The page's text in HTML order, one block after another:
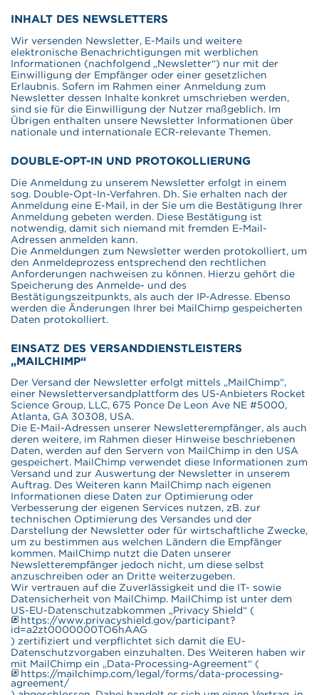
INHALT DES NEWSLETTERS
Wir versenden Newsletter, E-Mails und weitere
elektronische Benachrichtigungen mit werblichen
Informationen (nachfolgend „Newsletter“) nur mit der
Einwilligung der Empfänger oder einer gesetzlichen
Erlaubnis. Sofern im Rahmen einer Anmeldung zum
Newsletter dessen Inhalte konkret umschrieben werden,
sind sie für die Einwilligung der Nutzer maßgeblich. Im
Übrigen enthalten unsere Newsletter Informationen über
nationale und internationale ECR-relevante Themen.
DOUBLE-OPT-IN UND PROTOKOLLIERUNG
Die Anmeldung zu unserem Newsletter erfolgt in einem
sog. Double-Opt-In-Verfahren. Dh. Sie erhalten nach der
Anmeldung eine E-Mail, in der Sie um die Bestätigung Ihrer
Anmeldung gebeten werden. Diese Bestätigung ist
notwendig, damit sich niemand mit fremden E-Mail-
Adressen anmelden kann.
Die Anmeldungen zum Newsletter werden protokolliert, um
den Anmeldeprozess entsprechend den rechtlichen
Anforderungen nachweisen zu können. Hierzu gehört die
Speicherung des Anmelde- und des
Bestätigungszeitpunkts, als auch der IP-Adresse. Ebenso
werden die Änderungen Ihrer bei MailChimp gespeicherten
Daten protokolliert.
EINSATZ DES VERSANDDIENSTLEISTERS
„MAILCHIMP“
Der Versand der Newsletter erfolgt mittels „MailChimp“,
einer Newsletterversandplattform des US-Anbieters Rocket
Science Group, LLC, 675 Ponce De Leon Ave NE #5000,
Atlanta, GA 30308, USA.
Die E-Mail-Adressen unserer Newsletterempfänger, als auch
deren weitere, im Rahmen dieser Hinweise beschriebenen
Daten, werden auf den Servern von MailChimp in den USA
gespeichert. MailChimp verwendet diese Informationen zum
Versand und zur Auswertung der Newsletter in unserem
Auftrag. Des Weiteren kann MailChimp nach eigenen
Informationen diese Daten zur Optimierung oder
Verbesserung der eigenen Services nutzen, zB. zur
technischen Optimierung des Versandes und der
Darstellung der Newsletter oder für wirtschaftliche Zwecke,
um zu bestimmen aus welchen Ländern die Empfänger
kommen. MailChimp nutzt die Daten unserer
Newsletterempfänger jedoch nicht, um diese selbst
anzuschreiben oder an Dritte weiterzugeben.
Wir vertrauen auf die Zuverlässigkeit und die IT- sowie
Datensicherheit von MailChimp. MailChimp ist unter dem
US-EU-Datenschutzabkommen „Privacy Shield“ (
https://www.privacyshield.gov/participant?
id=a2zt0000000TO6hAAG
) zertifiziert und verpflichtet sich damit die EU-
Datenschutzvorgaben einzuhalten. Des Weiteren haben wir
mit MailChimp ein „Data-Processing-Agreement“ (
https://mailchimp.com/legal/forms/data-processing-
agreement/